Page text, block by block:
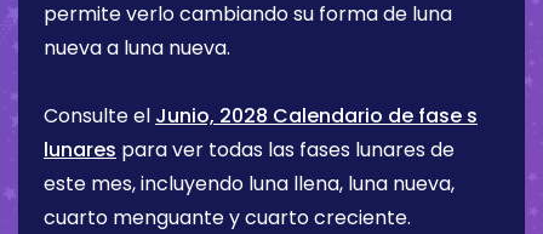
permite verlo cambiando su forma de luna
nueva a luna nueva.
Consulte el Junio, 2028 Calendario de fase s
lunares para ver todas las fases lunares de
este mes, incluyendo luna llena, luna nueva,
cuarto menguante y cuarto creciente.